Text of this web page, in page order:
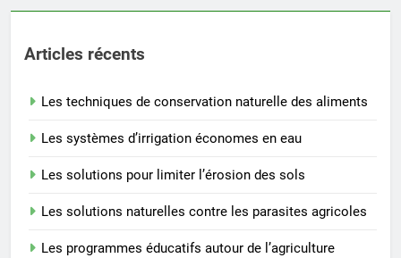
Articles récents
Les techniques de conservation naturelle des aliments
Les systèmes d’irrigation économes en eau
Les solutions pour limiter l’érosion des sols
Les solutions naturelles contre les parasites agricoles
Les programmes éducatifs autour de l’agriculture